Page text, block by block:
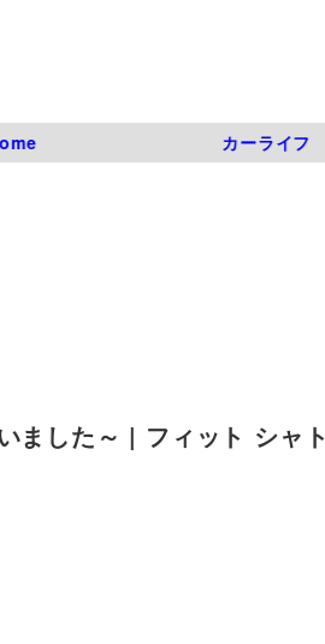
カーライフ
ました～ | フィット シャト